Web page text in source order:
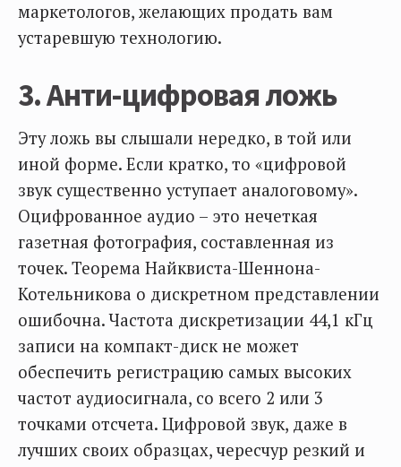
маркетологов, желающих продать вам
устаревшую технологию.
3. Анти-цифровая ложь
Эту ложь вы слышали нередко, в той или
иной форме. Если кратко, то «цифровой
звук существенно уступает аналоговому».
Оцифрованное аудио – это нечеткая
газетная фотография, составленная из
точек. Теорема Найквиста-Шеннона-
Котельникова о дискретном представлении
ошибочна. Частота дискретизации 44,1 кГц
записи на компакт-диск не может
обеспечить регистрацию самых высоких
частот аудиосигнала, со всего 2 или 3
точками отсчета. Цифровой звук, даже в
лучших своих образцах, чересчур резкий и